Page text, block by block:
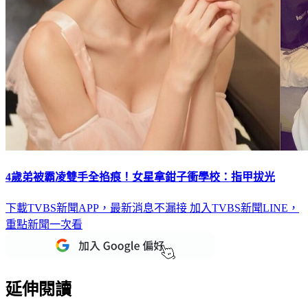
4歲弟被霸凌雙手全掐痕！女星拿鉗子衝學校：指甲拔光
下載TVBS新聞APP，最新消息不漏接 加入TVBS新聞LINE，
重點新聞一次看
延伸閱讀